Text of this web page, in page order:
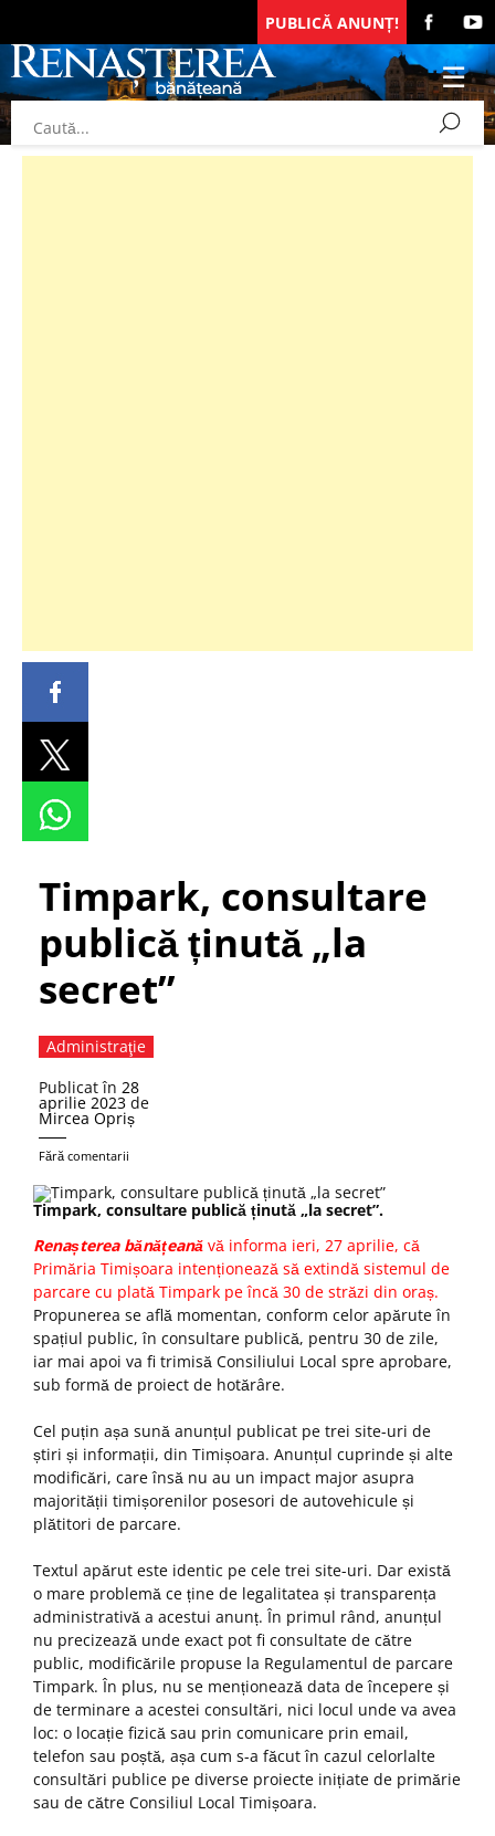
PUBLICĂ ANUNȚ!
Timpark, consultare
publică ținută „la
secret”
Administraţie
Publicat în 28
aprilie 2023 de
Mircea Opriș
Fără comentarii
Timpark, consultare publică ținută „la secret”.
Renașterea bănățeană vă informa ieri, 27 aprilie, că
Primăria Timișoara intenționează să extindă sistemul de
parcare cu plată Timpark pe încă 30 de străzi din oraș.
Propunerea se află momentan, conform celor apărute în
spațiul public, în consultare publică, pentru 30 de zile,
iar mai apoi va fi trimisă Consiliului Local spre aprobare,
sub formă de proiect de hotărâre.
Cel puțin așa sună anunțul publicat pe trei site-uri de
știri și informații, din Timișoara. Anunțul cuprinde și alte
modificări, care însă nu au un impact major asupra
majorității timișorenilor posesori de autovehicule și
plătitori de parcare.
Textul apărut este identic pe cele trei site-uri. Dar există
o mare problemă ce ține de legalitatea și transparența
administrativă a acestui anunț. În primul rând, anunțul
nu precizează unde exact pot fi consultate de către
public, modificările propuse la Regulamentul de parcare
Timpark. În plus, nu se menționează data de începere și
de terminare a acestei consultări, nici locul unde va avea
loc: o locație fizică sau prin comunicare prin email,
telefon sau poștă, așa cum s-a făcut în cazul celorlalte
consultări publice pe diverse proiecte inițiate de primărie
sau de către Consiliul Local Timișoara.